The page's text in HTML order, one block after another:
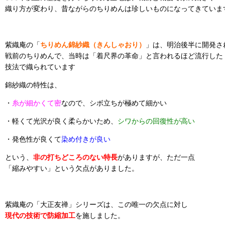
織り方が変わり、昔ながらのちりめんは珍しいものになってきていま
紫織庵の「ちりめん錦紗織（きんしゃおり）
」は、明治後半に開発さ
戦前のちりめんで、当時は「着尺界の革命」と言われるほど流行した
技法で織られています
錦紗織の特性は、
・ 糸が細かくて密なので、シボ立ちが極めて細かい
・軽くて光沢が良く柔らかいため、 シワからの回復性が高い
・発色性が良くて染め付きが良い
という、 非の打ちどころのない特長がありますが、ただ一点
「縮みやすい」という欠点がありました。
紫織庵の「大正友禅」シリーズは、この唯一の欠点に対し
現代の技術で防縮加工を施しました。